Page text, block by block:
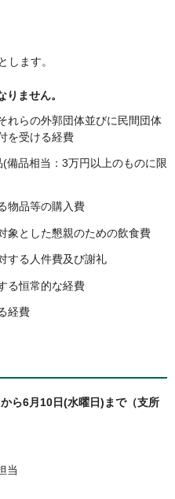
します。
ません。
れらの外郭団体並びに民間団体
を受ける経費
備品相当：3万円以上のものに限
物品等の購入費
象とした懇親のための飲食費
する人件費及び謝礼
る恒常的な経費
経費
ら6月10日(水曜日)まで（支所
当